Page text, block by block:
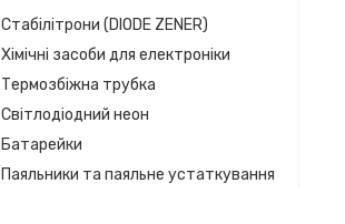
Стабілітрони (DIODE ZENER)
Хімічні засоби для електроніки
Термозбіжна трубка
Світлодіодний неон
Батарейки
Паяльники та паяльне устаткування